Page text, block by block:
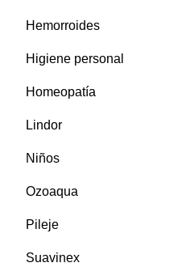
Hemorroides
Higiene personal
Homeopatía
Lindor
Niños
Ozoaqua
Pileje
Suavinex